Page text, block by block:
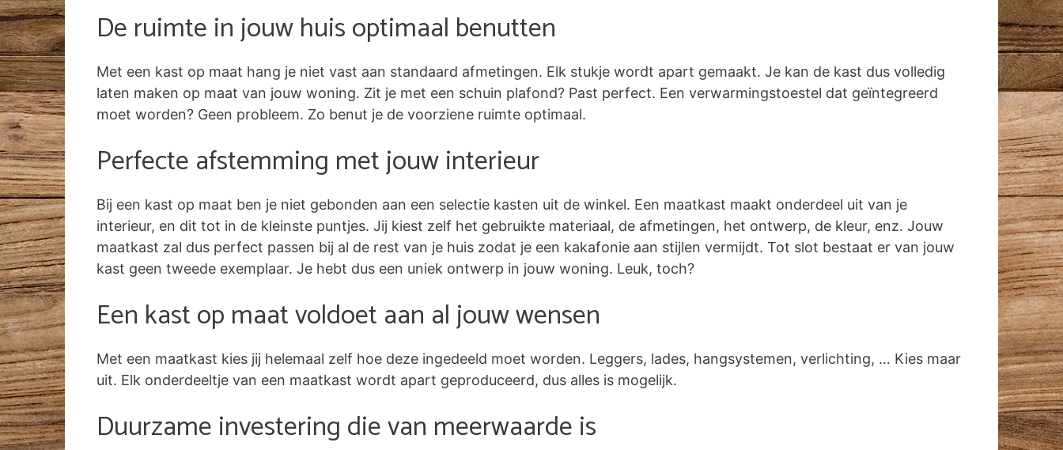
De ruimte in jouw huis optimaal benutten
Met een kast op maat hang je niet vast aan standaard afmetingen. Elk stukje wordt apart gemaakt. Je kan de kast dus volledig
laten maken op maat van jouw woning. Zit je met een schuin plafond? Past perfect. Een verwarmingstoestel dat geïntegreerd
moet worden? Geen probleem. Zo benut je de voorziene ruimte optimaal.
Perfecte afstemming met jouw interieur
Bij een kast op maat ben je niet gebonden aan een selectie kasten uit de winkel. Een maatkast maakt onderdeel uit van je
interieur, en dit tot in de kleinste puntjes. Jij kiest zelf het gebruikte materiaal, de afmetingen, het ontwerp, de kleur, enz. Jouw
maatkast zal dus perfect passen bij al de rest van je huis zodat je een kakafonie aan stijlen vermijdt. Tot slot bestaat er van jouw
kast geen tweede exemplaar. Je hebt dus een uniek ontwerp in jouw woning. Leuk, toch?
Een kast op maat voldoet aan al jouw wensen
Met een maatkast kies jij helemaal zelf hoe deze ingedeeld moet worden. Leggers, lades, hangsystemen, verlichting, … Kies maar
uit. Elk onderdeeltje van een maatkast wordt apart geproduceerd, dus alles is mogelijk.
Duurzame investering die van meerwaarde is